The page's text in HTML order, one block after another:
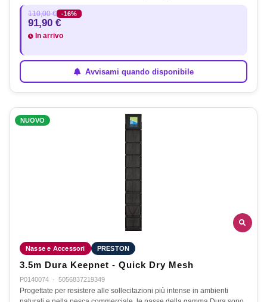
110,00 € -16%
91,90 €
In arrivo
Avvisami quando disponibile
NUOVO
Nasse e Accessori PRESTON
3.5m Dura Keepnet - Quick Dry Mesh
P0140074 · 5056837219349
Progettate per resistere alle sollecitazioni più intense in ambienti